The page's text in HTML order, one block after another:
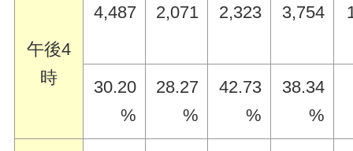
午後4
時
4,487 2,071 2,323 3,754
30.20
%
28.27
%
42.73
%
38.34
%